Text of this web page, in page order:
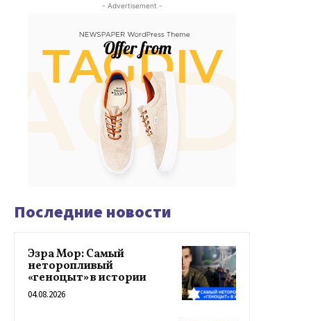
- Advertisement -
Последние новости
Эзра Мор: Самый
неторопливый
«геноцыт» в истории
04.08.2026